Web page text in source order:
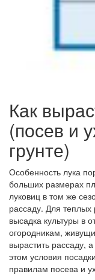
Как
(посев и
грунте)
Особенность лука
больших размерах
луковиц в том же
рассаду. Для
высадка культуры в
огородникам,
вырастить рассаду,
этом условия
правилам посева и